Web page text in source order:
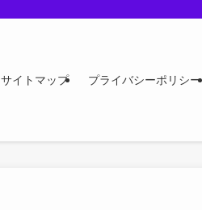
サイトマップ プライバシーポリシー